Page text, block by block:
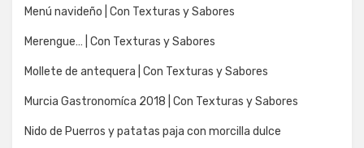
Menú navideño | Con Texturas y Sabores
Merengue… | Con Texturas y Sabores
Mollete de antequera | Con Texturas y Sabores
Murcia Gastronomíca 2018 | Con Texturas y Sabores
Nido de Puerros y patatas paja con morcilla dulce